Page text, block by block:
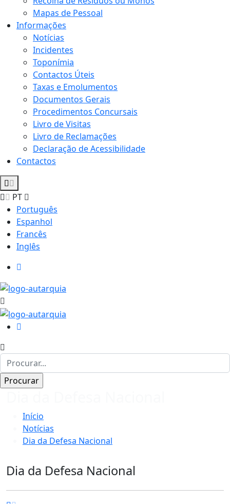
Mapas de Pessoal
Informações
Notícias
Incidentes
Toponímia
Contactos Úteis
Taxas e Emolumentos
Documentos Gerais
Procedimentos Concursais
Livro de Visitas
Livro de Reclamações
Declaração de Acessibilidade
Contactos
PT
Português
Espanhol
Francês
Inglês
Início
Notícias
Dia da Defesa Nacional
Dia da Defesa Nacional